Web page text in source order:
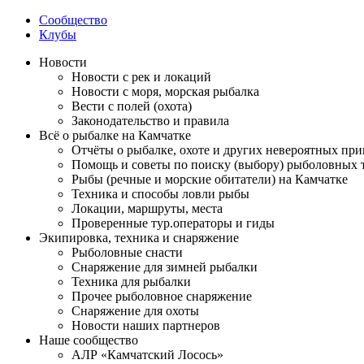
Сообщество
Клубы
Новости
Новости с рек и локаций
Новости с моря, морская рыбалка
Вести с полей (охота)
Законодательство и правила
Всё о рыбалке на Камчатке
Отчёты о рыбалке, охоте и других невероятных
Помощь и советы по поиску (выбору) рыболовных
Рыбы (речные и морские обитатели) на Камчатке
Техника и способы ловли рыбы
Локации, маршруты, места
Проверенные тур.операторы и гиды
Экипировка, техника и снаряжение
Рыболовные снасти
Снаряжение для зимней рыбалки
Техника для рыбалки
Прочее рыболовное снаряжение
Снаряжение для охоты
Новости наших партнеров
Наше сообщество
АЛР «Камчатский Лосось»